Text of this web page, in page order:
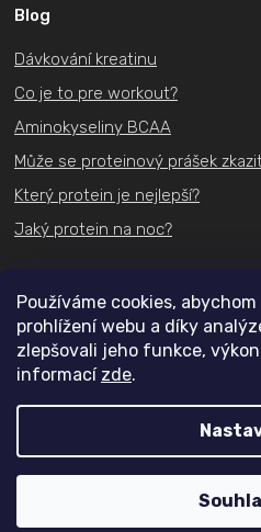
Používáme cookies,
prohlížení webu a díky
zlepšovali jeho funkce,
informací zde.
Blog
Dávkování kreatinu
Co je to pre workout?
Aminokyseliny BCAA
Může se proteinový prášek
Který protein je nejlepší?
Jaký protein na noc?
Kontakt
+420731 489 074
info@actifit.cz
Copyright 2026Actifit.cz.